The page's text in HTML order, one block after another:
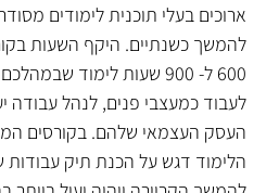
ארוכים בעלי תוכנית לימודים
להמשך כשנתיים. היקף השעות
600 ל- 900 שעות לימוד
לעבוד כמעצבי פנים, לנהל עבודה
העסק העצמאי שלהם. בקורסים
הלימוד דגש על הכנת תיק עבודות